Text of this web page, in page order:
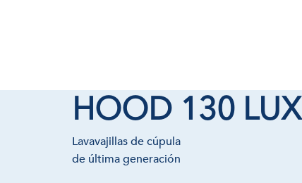
HOOD 130 LUX
Lavavajillas de cúpula
de última generación